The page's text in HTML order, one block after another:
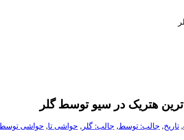
هتریک در سیو توسط گلر
, تاریخ, جالب: توسط, جالب: گلر , حواشی تا, حواشی